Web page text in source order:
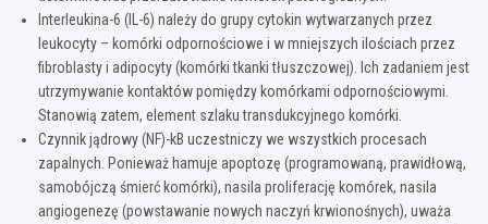
Interleukina-6 (IL-6) należy do grupy cytokin wytwarzanych przez
leukocyty – komórki odpornościowe i w mniejszych ilościach przez
fibroblasty i adipocyty (komórki tkanki tłuszczowej). Ich zadaniem jest
utrzymywanie kontaktów pomiędzy komórkami odpornościowymi.
Stanowią zatem, element szlaku transdukcyjnego komórki.
Czynnik jądrowy (NF)-kB uczestniczy we wszystkich procesach
zapalnych. Ponieważ hamuje apoptozę (programowaną, prawidłową,
samobójczą śmierć komórki), nasila proliferację komórek, nasila
angiogenezę (powstawanie nowych naczyń krwionośnych), uważa